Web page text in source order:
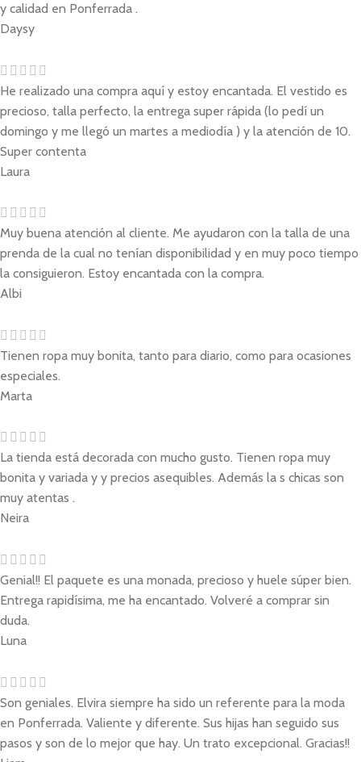
y calidad en Ponferrada .
Daysy
He realizado una compra aquí y estoy encantada. El vestido es
precioso, talla perfecto, la entrega super rápida (lo pedí un
domingo y me llegó un martes a mediodía ) y la atención de 10.
Super contenta
Laura
Muy buena atención al cliente. Me ayudaron con la talla de una
prenda de la cual no tenían disponibilidad y en muy poco tiempo
la consiguieron. Estoy encantada con la compra.
Albi
Tienen ropa muy bonita, tanto para diario, como para ocasiones
especiales.
Marta
La tienda está decorada con mucho gusto. Tienen ropa muy
bonita y variada y y precios asequibles. Además la s chicas son
muy atentas .
Neira
Genial!! El paquete es una monada, precioso y huele súper bien.
Entrega rapidísima, me ha encantado. Volveré a comprar sin
duda.
Luna
Son geniales. Elvira siempre ha sido un referente para la moda
en Ponferrada. Valiente y diferente. Sus hijas han seguido sus
pasos y son de lo mejor que hay. Un trato excepcional. Gracias!!